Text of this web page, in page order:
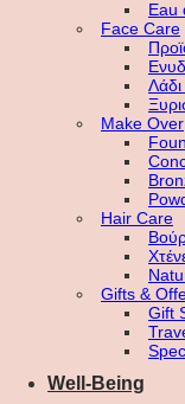
Eau
Face Care
Make Over
Hair Care
Gifts &
Gift
Well-Being